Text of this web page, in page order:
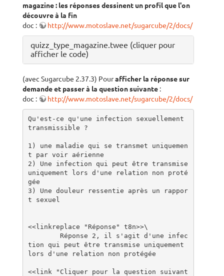
magazine : les réponses dessinent un profil que l'on
découvre à la fin
doc :
http://www.motoslave.net/sugarcube/2/docs/
quizz_type_magazine.twee (cliquer pour
afficher le code)
(avec Sugarcube 2.37.3) Pourafficher la réponse sur
demande et passer à la question suivante :
doc :
http://www.motoslave.net/sugarcube/2/docs/
Qu'est-ce qu'une infection sexuellement
transmissible ?
1) une maladie qui se transmet uniquemen
t par voir aérienne
2) Une infection qui peut être transmise
uniquement lors d'une relation non proté
gée
3) Une douleur ressentie après un rappor
t sexuel
<<linkreplace "Réponse" t8n>>\
tion qui peut être transmise uniquement
lors d'une relation non protégée
<<link "Cliquer pour la question suivant